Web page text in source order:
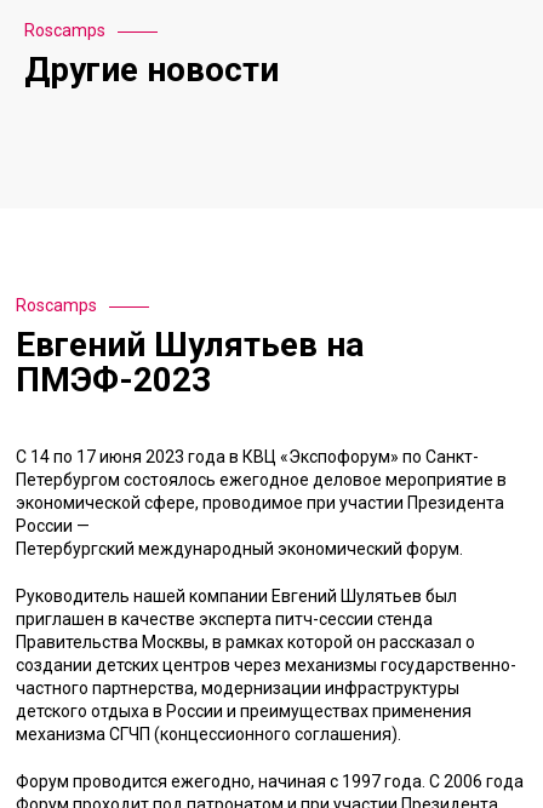
Roscamps
Другие новости
Roscamps
Евгений Шулятьев на
ПМЭФ-2023
С 14 по 17 июня 2023 года в КВЦ «Экспофорум» по Санкт-
Петербургом состоялось ежегодное деловое мероприятие в
экономической сфере, проводимое при участии Президента
России —
Петербургский международный экономический форум.
Руководитель нашей компании Евгений Шулятьев был
приглашен в качестве эксперта питч-сессии стенда
Правительства Москвы, в рамках которой он рассказал о
создании детских центров через механизмы государственно-
частного партнерства, модернизации инфраструктуры
детского отдыха в России и преимуществах применения
механизма СГЧП (концессионного соглашения).
Форум проводится ежегодно, начиная с 1997 года. С 2006 года